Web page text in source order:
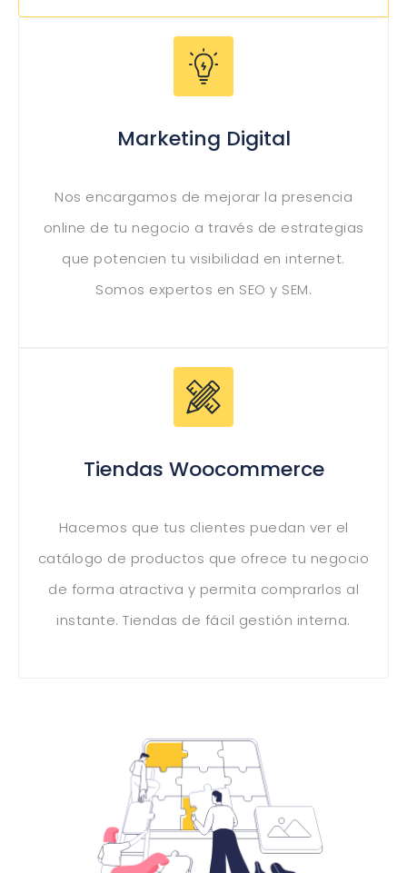
Marketing Digital
Nos encargamos de mejorar la presencia
online de tu negocio a través de estrategias
que potencien tu visibilidad en internet.
Somos expertos en SEO y SEM.
Tiendas Woocommerce
Hacemos que tus clientes puedan ver el
catálogo de productos que ofrece tu negocio
de forma atractiva y permita comprarlos al
instante. Tiendas de fácil gestión interna.